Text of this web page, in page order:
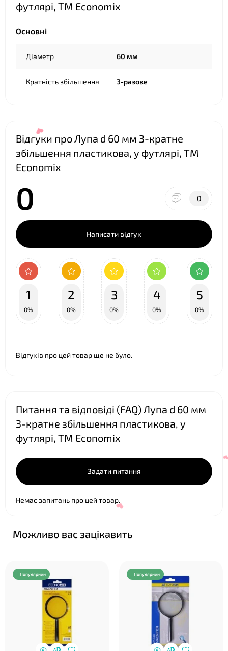
футлярі, TM Economix
Основні
Діаметр 60 мм
Кратність збільшення 3-разове
Відгуки про Лупа d 60 мм 3-кратне
збільшення пластикова, у футлярі, TM
Economix
0 0
Написати відгук
1
0%
2
0%
3
0%
4
0%
5
0%
Відгуків про цей товар ще не було.
Питання та відповіді (FAQ) Лупа d 60 мм
3-кратне збільшення пластикова, у
футлярі, TM Economix
Задати питання
Немає запитань про цей товар.
Можливо вас зацікавить
Популярний Популярний
❤